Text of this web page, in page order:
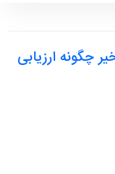
چگونه ارزیابی